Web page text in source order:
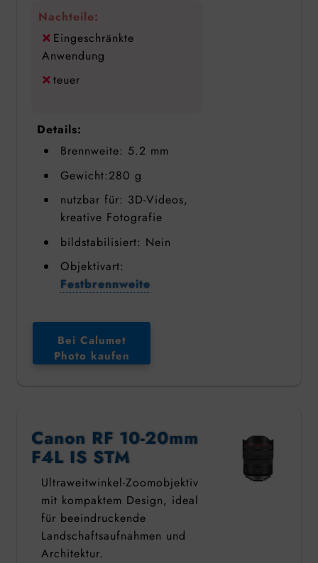
Nachteile:
Eingeschränkte
Anwendung
teuer
Details:
Brennweite: 5.2 mm
Gewicht:280 g
nutzbar für: 3D-Videos,
kreative Fotografie
bildstabilisiert: Nein
Objektivart:
Festbrennweite
Bei Calumet
Photo kaufen
Canon RF 10-20mm
F4L IS STM
Ultraweitwinkel-Zoomobjektiv
mit kompaktem Design, ideal
für beeindruckende
Landschaftsaufnahmen und
Architektur.